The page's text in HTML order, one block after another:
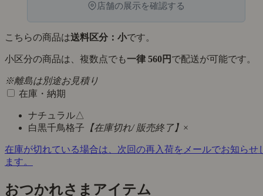
店舗の展示を確認する
こちらの商品は送料区分：小です。
小区分の商品は、複数点でも一律 560円 で配送が可能です。
※離島は別途お見積り
在庫・納期
ナチュラル△
白黒千鳥格子 【在庫切れ/ 販売終了】 ×
在庫が切れている場合は、次回の再入荷をメールでお知らせ
ます。
おつかれさまアイテム